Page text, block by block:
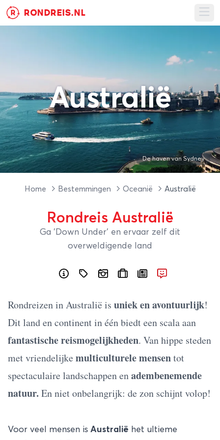
R RONDREIS.NL
Australië
De haven van Sydney
Home Bestemmingen Oceanië Australië
Rondreis Australië
Ga 'Down Under' en ervaar zelf dit
overweldigende land
Rondreizen in Australië is uniek en avontuurlijk!
Dit land en continent in één biedt een scala aan
fantastische reismogelijkheden. Van hippe steden
met vriendelijkemulticulturele mensentot
spectaculaire landschappen enadembenemende
natuur. En niet onbelangrijk: de zon schijnt volop!
Voor veel mensen is Australië het ultieme